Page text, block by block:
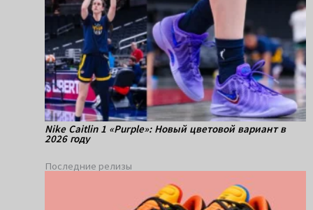
Nike Caitlin 1 «Purple»: Новый цветовой вариант в
2026 году
Последние релизы